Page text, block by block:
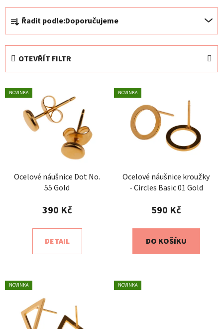
Ř
a
z
n
í
p
Řadit podle:Doporučujeme
OTEVŘÍT FILTR
V
ý
NOVINKA
Ocelové náušnice Dot No.
55 Gold
390 Kč
DETAIL
NOVINKA
Ocelové náušnice kroužky
- Circles Basic 01 Gold
590 Kč
DO KOŠÍKU
NOVINKA NOVINKA